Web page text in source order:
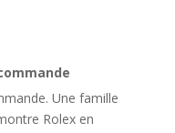
Une famille
Rolex en